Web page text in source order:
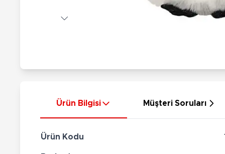
Ürün Bilgisi Müşteri Soruları
Ürün Kodu